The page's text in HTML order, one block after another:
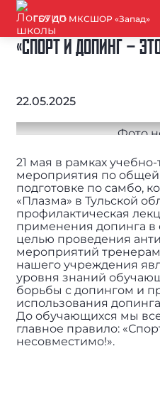
ГБУ ДО МКСШОР «Запад»
«СПОРТ И ДОПИНГ –
22.05.2025
21 мая в рамках
мероприятия по
подготовке по самбо,
«Плазма» в Тульской
профилактическая
применения допинга в
целью проведения
мероприятий
нашего учреждения
уровня знаний
борьбы с допингом и
использования
До обучающихся мы
главное правило:
несовместимо!».